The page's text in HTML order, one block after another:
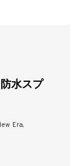
水スプ
Era,